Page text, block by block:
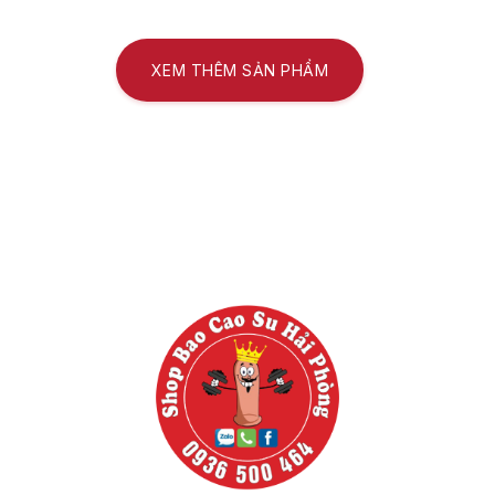
Shop trứng rung Hải Phòng cam kết cung cấp các sản phẩm
trứng rung tình yêu mini chính hãng, nguồn gốc xuất xứ rõ ràng.
Bạn hoàn toàn yên tâm về chất lượng và an toàn khi mua sản
Giao hàng kín đáo toàn quốc
Shop trứng rung Hải Phòng cung cấp dịch vụ giao hàng kín
đáo toàn quốc, giúp bạn có thể mua sản phẩm mà không cần lo
lắng về việc bị tiết lộ thông tin cá nhân. Quá trình
ra nhanh chóng và đảm bảo tính riêng tư cho khách hàng.
Hướng dẫn lựa chọn trứng rung tình yêu mini
XEM THÊM SẢN PHẨM